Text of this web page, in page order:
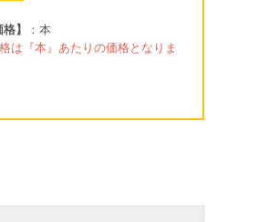
】
：本
は『本』あたりの価格となりま